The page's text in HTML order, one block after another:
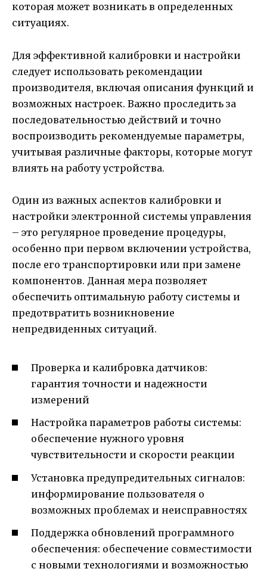
которая может возникать в определенных
ситуациях.
Для эффективной калибровки и настройки
следует использовать рекомендации
производителя, включая описания функций и
возможных настроек. Важно проследить за
последовательностью действий и точно
воспроизводить рекомендуемые параметры,
учитывая различные факторы, которые могут
влиять на работу устройства.
Один из важных аспектов калибровки и
настройки электронной системы управления
– это регулярное проведение процедуры,
особенно при первом включении устройства,
после его транспортировки или при замене
компонентов. Данная мера позволяет
обеспечить оптимальную работу системы и
предотвратить возникновение
непредвиденных ситуаций.
Проверка и калибровка датчиков:
гарантия точности и надежности
измерений
Настройка параметров работы системы:
обеспечение нужного уровня
чувствительности и скорости реакции
Установка предупредительных сигналов:
информирование пользователя о
возможных проблемах и неисправностях
Поддержка обновлений программного
обеспечения: обеспечение совместимости
с новыми технологиями и возможностью